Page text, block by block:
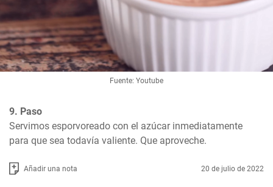
Fuente: Youtube
9. Paso
Servimos esporvoreado con el azúcar inmediatamente
para que sea todavía valiente. Que aproveche.
Añadir una nota 20 de julio de 2022